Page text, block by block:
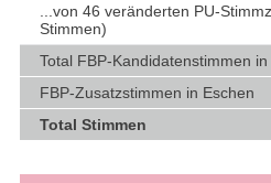
...von 46 veränderten PU-
Stimmen)
Total FBP-Kandidatenstimmen in
FBP-Zusatzstimmen in Eschen
Total Stimmen